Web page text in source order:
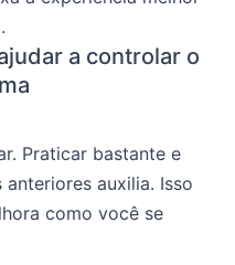
a controlar o
Praticar bastante e
auxilia. Isso
como você se